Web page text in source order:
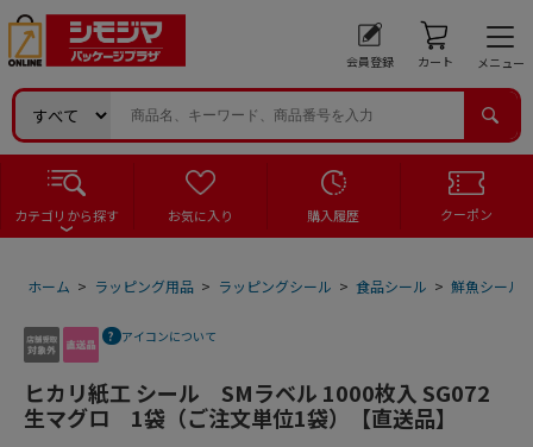
会員登録 カート メニュー
カテゴリから探す お気に入り 購入履歴 クーポン
ホーム > ラッピング用品 > ラッピングシール > 食品シール > 鮮魚シール
アイコンについて
ヒカリ紙工 シール SMラベル 1000枚入 SG072
生マグロ 1袋（ご注文単位1袋）【直送品】